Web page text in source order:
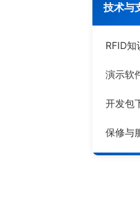
技术与
RFID知
演示软
开发包
保修与